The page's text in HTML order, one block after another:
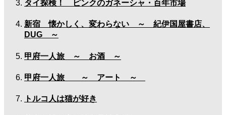
タイ探検！ ピンクのガネーシャ・百年市場
新宿 懐かしく、変わらない ～ 紀伊国屋書店、
DUG ～
甲府一人旅 ～ お酒 ～
甲府一人旅 ～ アート ～
トルコ人は猫が好き